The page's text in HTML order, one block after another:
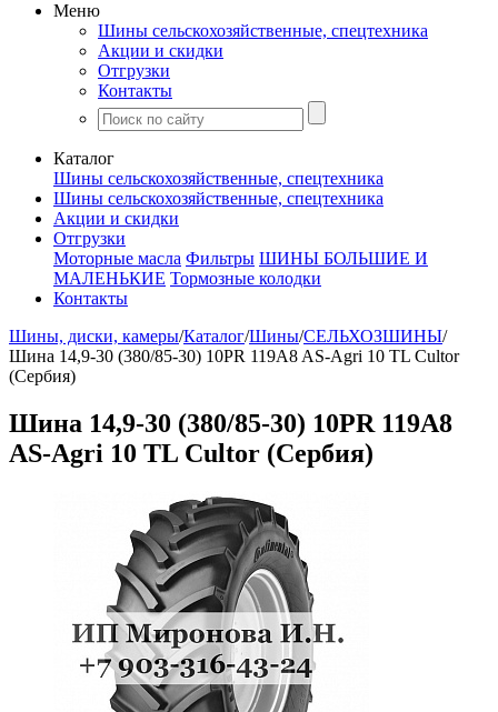
Меню
Шины сельскохозяйственные, спецтехника
Акции и скидки
Отгрузки
Контакты
Каталог
Шины сельскохозяйственные, спецтехника
Шины сельскохозяйственные, спецтехника
Акции и скидки
Отгрузки
Моторные масла Фильтры ШИНЫ БОЛЬШИЕ И
МАЛЕНЬКИЕ Тормозные колодки
Контакты
Шины, диски, камеры/Каталог/Шины/СЕЛЬХОЗШИНЫ/
Шина 14,9-30 (380/85-30) 10PR 119A8 AS-Agri 10 TL Cultor
(Сербия)
Шина 14,9-30 (380/85-30) 10PR 119A8
AS-Agri 10 TL Cultor (Сербия)